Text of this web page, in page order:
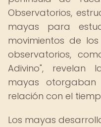
Observatorios,
mayas para
movimientos de
observatorios,
Adivino", revelan
mayas
relación con el
Los mayas